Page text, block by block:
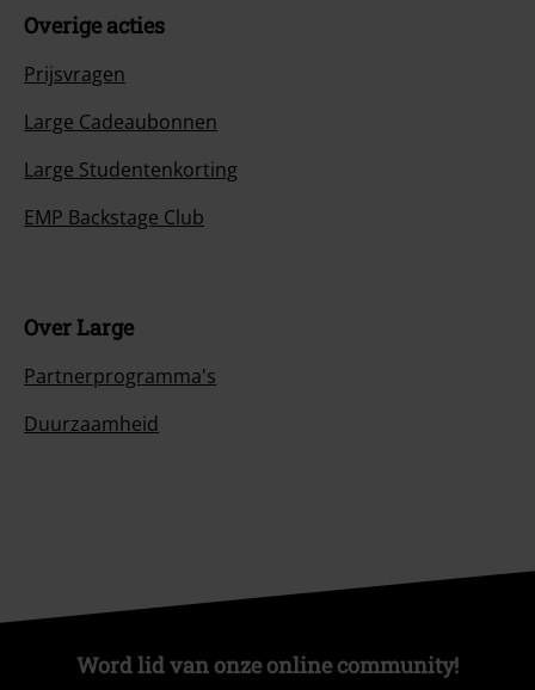
Overige acties
Prijsvragen
Large Cadeaubonnen
Large Studentenkorting
EMP Backstage Club
Over Large
Partnerprogramma's
Duurzaamheid
Word lid van onze online community!